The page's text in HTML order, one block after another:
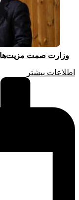
وزارت صمت مزیت‌های
اطلاعات بیشتر